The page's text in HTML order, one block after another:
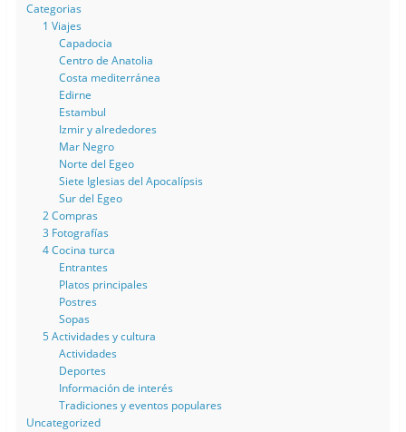
Categorias
1 Viajes
Capadocia
Centro de Anatolia
Costa mediterránea
Edirne
Estambul
Izmir y alrededores
Mar Negro
Norte del Egeo
Siete Iglesias del Apocalípsis
Sur del Egeo
2 Compras
3 Fotografías
4 Cocina turca
Entrantes
Platos principales
Postres
Sopas
5 Actividades y cultura
Actividades
Deportes
Información de interés
Tradiciones y eventos populares
Uncategorized